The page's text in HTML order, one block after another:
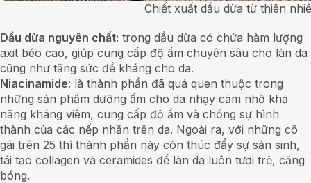
Chiết xuất dầu dừa từ thiên
Dầu dừa nguyên chất: trong dầu dừa có chứa hàm lượng
axit béo cao, giúp cung cấp độ ẩm chuyên sâu cho làn da
cũng như tăng sức đề kháng cho da.
Niacinamide: là thành phần đã quá quen thuộc trong
những sản phẩm dưỡng ẩm cho da nhạy cảm nhờ khả
năng kháng viêm, cung cấp độ ẩm và chống sự hình
thành của các nếp nhăn trên da. Ngoài ra, với những cô
gái trên 25 thì thành phần này còn thúc đẩy sự sản sinh,
tái tạo collagen và ceramides để làn da luôn tươi trẻ, căng
bóng.